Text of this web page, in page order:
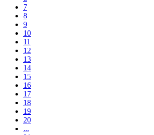
7
8
9
10
11
12
13
14
15
16
17
18
19
20
...